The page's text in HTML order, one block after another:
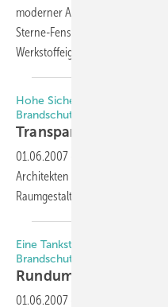
moderner ­Architektur,
Sterne-Fenster“. Beim
Werkstoffeigenschaften von
Hohe Sicherheit und viel
Brandschutzverglasung
Transparenter
01.06.2007
Architekten und Planern
Raumgestaltung.
Eine Tankstelle der
Brandschutzfassade ausgeführt
Rundum verglast und
01.06.2007